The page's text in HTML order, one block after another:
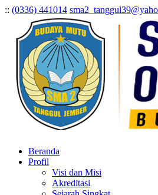
:: (0336) 441014
Beranda
Profil
Visi dan Misi
Akreditasi